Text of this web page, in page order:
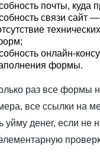
почты, куда
связи сайт
онлайн-
формы.
раз все формы
все ссылки на
уйму денег, если не